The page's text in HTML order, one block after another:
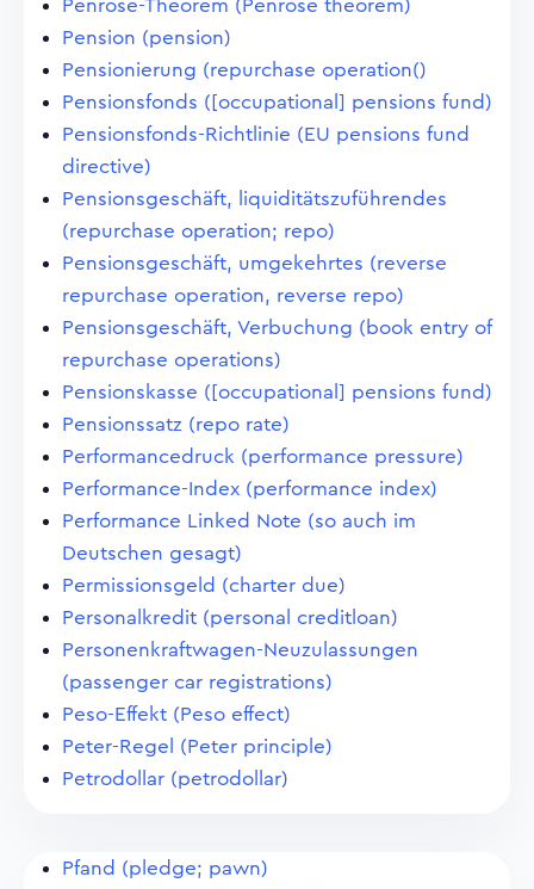
Penrose-Theorem (Penrose theorem)
Pension (pension)
Pensionierung (repurchase operation()
Pensionsfonds ([occupational] pensions fund)
Pensionsfonds-Richtlinie (EU pensions fund
directive)
Pensionsgeschäft, liquiditätszuführendes
(repurchase operation; repo)
Pensionsgeschäft, umgekehrtes (reverse
repurchase operation, reverse repo)
Pensionsgeschäft, Verbuchung (book entry of
repurchase operations)
Pensionskasse ([occupational] pensions fund)
Pensionssatz (repo rate)
Performancedruck (performance pressure)
Performance-Index (performance index)
Performance Linked Note (so auch im
Deutschen gesagt)
Permissionsgeld (charter due)
Personalkredit (personal creditloan)
Personenkraftwagen-Neuzulassungen
(passenger car registrations)
Peso-Effekt (Peso effect)
Peter-Regel (Peter principle)
Petrodollar (petrodollar)
Pfand (pledge; pawn)